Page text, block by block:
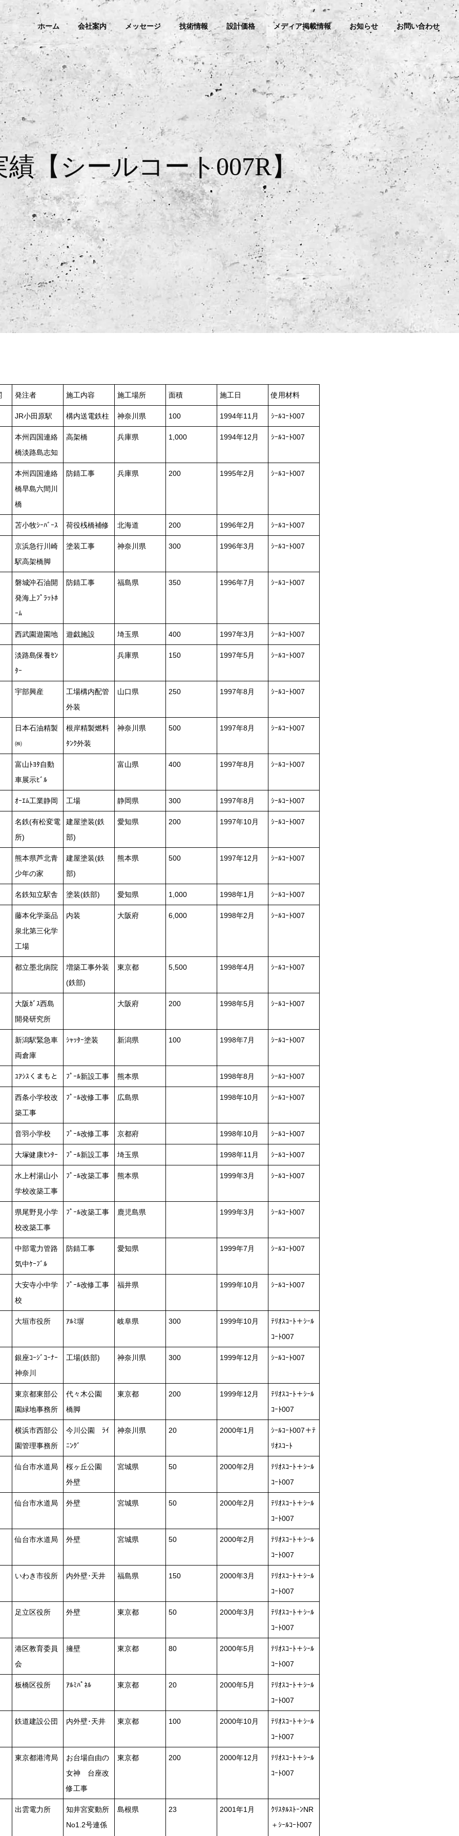
ホーム 会社案内 メッセージ 技術情報 設計価格 メディア掲載情報 お知らせ お問い合わせ
績【シールコート007R】
発注者 施工内容 施工場所 面積 施工日 使用材料
JR小田原駅 構内送電鉄柱 神奈川県 100 1994年11月 ｼｰﾙｺｰﾄ007
本州四国連絡
橋淡路島志知
高架橋 兵庫県 1,000 1994年12月 ｼｰﾙｺｰﾄ007
本州四国連絡
橋早島六間川
橋
防錆工事 兵庫県 200 1995年2月 ｼｰﾙｺｰﾄ007
苫小牧ｼｰﾊﾞｰｽ 荷役桟橋補修 北海道 200 1996年2月 ｼｰﾙｺｰﾄ007
京浜急行川崎
駅高架橋脚
塗装工事 神奈川県 300 1996年3月 ｼｰﾙｺｰﾄ007
磐城沖石油開
発海上ﾌﾟﾗｯﾄﾎ
ｰﾑ
防錆工事 福島県 350 1996年7月 ｼｰﾙｺｰﾄ007
西武園遊園地 遊戯施設 埼玉県 400 1997年3月 ｼｰﾙｺｰﾄ007
淡路島保養ｾﾝ
ﾀｰ
兵庫県 150 1997年5月 ｼｰﾙｺｰﾄ007
宇部興産
工場構内配管
外装
山口県 250 1997年8月 ｼｰﾙｺｰﾄ007
日本石油精製
㈱
根岸精製燃料
ﾀﾝｸ外装
神奈川県 500 1997年8月 ｼｰﾙｺｰﾄ007
富山ﾄﾖﾀ自動
車展示ﾋﾞﾙ
富山県 400 1997年8月 ｼｰﾙｺｰﾄ007
ｵｰｴﾑ工業静岡 工場 静岡県 300 1997年8月 ｼｰﾙｺｰﾄ007
名鉄(有松変電
所)
建屋塗装(鉄
部)
愛知県 200 1997年10月 ｼｰﾙｺｰﾄ007
熊本県芦北青
少年の家
建屋塗装(鉄
部)
熊本県 500 1997年12月 ｼｰﾙｺｰﾄ007
名鉄知立駅舎 塗装(鉄部) 愛知県 1,000 1998年1月 ｼｰﾙｺｰﾄ007
藤本化学薬品
泉北第三化学
工場
内装 大阪府 6,000 1998年2月 ｼｰﾙｺｰﾄ007
都立墨北病院
増築工事外装
(鉄部)
東京都 5,500 1998年4月 ｼｰﾙｺｰﾄ007
大阪ｶﾞｽ西島
開発研究所
大阪府 200 1998年5月 ｼｰﾙｺｰﾄ007
新潟駅緊急車
両倉庫
ｼｬｯﾀｰ塗装 新潟県 100 1998年7月 ｼｰﾙｺｰﾄ007
ﾕｱｼｽくまもと ﾌﾟｰﾙ新設工事 熊本県 1998年8月 ｼｰﾙｺｰﾄ007
西条小学校改
築工事
ﾌﾟｰﾙ改修工事 広島県 1998年10月 ｼｰﾙｺｰﾄ007
音羽小学校 ﾌﾟｰﾙ改修工事 京都府 1998年10月 ｼｰﾙｺｰﾄ007
大塚健康ｾﾝﾀｰ ﾌﾟｰﾙ新設工事 埼玉県 1998年11月 ｼｰﾙｺｰﾄ007
水上村湯山小
学校改築工事
ﾌﾟｰﾙ改築工事 熊本県 1999年3月 ｼｰﾙｺｰﾄ007
県尾野見小学
校改築工事
ﾌﾟｰﾙ改築工事 鹿児島県 1999年3月 ｼｰﾙｺｰﾄ007
中部電力管路
気中ｹｰﾌﾞﾙ
防錆工事 愛知県 1999年7月 ｼｰﾙｺｰﾄ007
大安寺小中学
校
ﾌﾟｰﾙ改修工事 福井県 1999年10月 ｼｰﾙｺｰﾄ007
大垣市役所 ｱﾙﾐ塀 岐阜県 300 1999年10月
ﾃﾘｵｽｺｰﾄ＋ｼｰﾙ
ｺｰﾄ007
銀座ｺｰｼﾞｺｰﾅｰ
神奈川
工場(鉄部) 神奈川県 300 1999年12月 ｼｰﾙｺｰﾄ007
東京都東部公
園緑地事務所
代々木公園
橋脚
東京都 200 1999年12月
ﾃﾘｵｽｺｰﾄ＋ｼｰﾙ
ｺｰﾄ007
横浜市西部公
園管理事務所
今川公園 ﾗｲ
ﾆﾝｸﾞ
神奈川県 20 2000年1月
ｼｰﾙｺｰﾄ007＋ﾃ
ﾘｵｽｺｰﾄ
仙台市水道局
桜ヶ丘公園
外壁
宮城県 50 2000年2月
ﾃﾘｵｽｺｰﾄ＋ｼｰﾙ
ｺｰﾄ007
仙台市水道局 外壁 宮城県 50 2000年2月
ﾃﾘｵｽｺｰﾄ＋ｼｰﾙ
ｺｰﾄ007
仙台市水道局 外壁 宮城県 50 2000年2月
ﾃﾘｵｽｺｰﾄ＋ｼｰﾙ
ｺｰﾄ007
いわき市役所 内外壁･天井 福島県 150 2000年3月
ﾃﾘｵｽｺｰﾄ＋ｼｰﾙ
ｺｰﾄ007
足立区役所 外壁 東京都 50 2000年3月
ﾃﾘｵｽｺｰﾄ＋ｼｰﾙ
ｺｰﾄ007
港区教育委員
会
擁壁 東京都 80 2000年5月
ﾃﾘｵｽｺｰﾄ＋ｼｰﾙ
ｺｰﾄ007
板橋区役所 ｱﾙﾐﾊﾟﾈﾙ 東京都 20 2000年5月
ﾃﾘｵｽｺｰﾄ＋ｼｰﾙ
ｺｰﾄ007
鉄道建設公団 内外壁･天井 東京都 100 2000年10月
ﾃﾘｵｽｺｰﾄ＋ｼｰﾙ
ｺｰﾄ007
東京都港湾局
お台場自由の
女神 台座改
修工事
東京都 200 2000年12月
ﾃﾘｵｽｺｰﾄ＋ｼｰﾙ
ｺｰﾄ007
出雲電力所
知井宮変動所
No1.2号連係
島根県 23 2001年1月
ｸﾘｽﾀﾙｽﾄｰﾝNR
＋ｼｰﾙｺｰﾄ007